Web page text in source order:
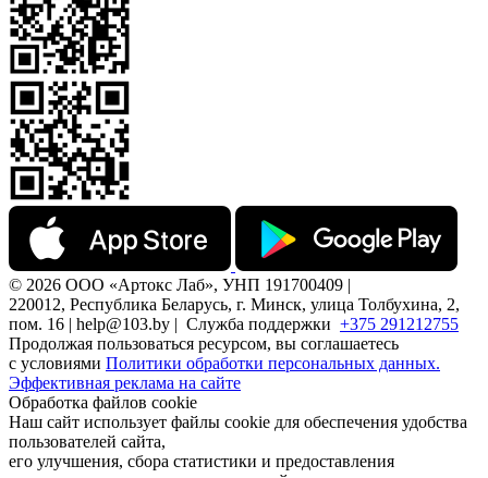
© 2026 ООО «Артокс Лаб», УНП 191700409 |
220012, Республика Беларусь, г. Минск, улица Толбухина, 2,
пом. 16 | help@103.by | Служба поддержки +375 291212755
Продолжая пользоваться ресурсом, вы соглашаетесь
с условиями Политики обработки персональных данных.
Эффективная реклама на сайте
Обработка файлов cookie
Наш сайт использует файлы cookie для обеспечения удобства
пользователей сайта,
его улучшения, сбора статистики и предоставления